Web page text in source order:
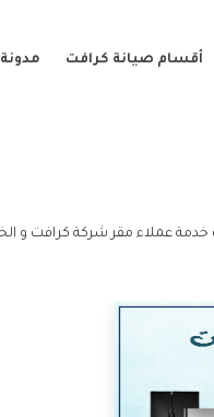
أقسام صيانة كرافت
خدمة عملاء مقر شركة كرافت و